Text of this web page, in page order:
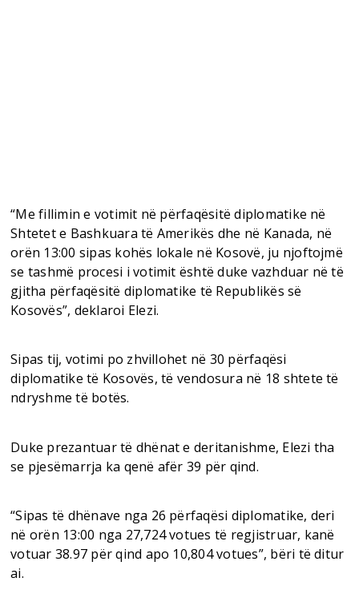
“Me fillimin e votimit në përfaqësitë diplomatike në
Shtetet e Bashkuara të Amerikës dhe në Kanada, në
orën 13:00 sipas kohës lokale në Kosovë, ju njoftojmë
se tashmë procesi i votimit është duke vazhduar në të
gjitha përfaqësitë diplomatike të Republikës së
Kosovës”, deklaroi Elezi.
Sipas tij, votimi po zhvillohet në 30 përfaqësi
diplomatike të Kosovës, të vendosura në 18 shtete të
ndryshme të botës.
Duke prezantuar të dhënat e deritanishme, Elezi tha
se pjesëmarrja ka qenë afër 39 për qind.
“Sipas të dhënave nga 26 përfaqësi diplomatike, deri
në orën 13:00 nga 27,724 votues të regjistruar, kanë
votuar 38.97 për qind apo 10,804 votues”, bëri të ditur
ai.